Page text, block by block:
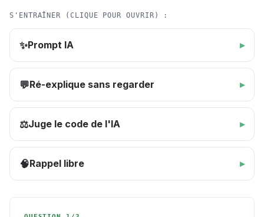
S'ENTRAÎNER (CLIQUE POUR OUVRIR) :
✨Prompt IA
💬Ré-explique sans regarder
⚖️Juge le code de l'IA
🧠Rappel libre